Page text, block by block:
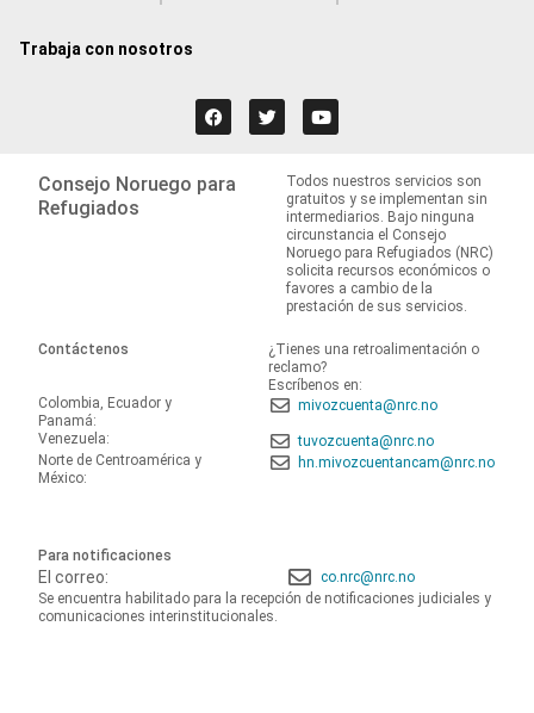
Trabaja con nosotros
Consejo Noruego para
Refugiados
Todos nuestros servicios son
gratuitos y se implementan sin
intermediarios. Bajo ninguna
circunstancia el Consejo
Noruego para Refugiados (NRC)
solicita recursos económicos o
favores a cambio de la
prestación de sus servicios.
Contáctenos
¿Tienes una retroalimentación o
reclamo?
Escríbenos en:
Colombia, Ecuador y
Panamá:
mivozcuenta@nrc.no
Venezuela:
tuvozcuenta@nrc.no
Norte de Centroamérica y
México:
hn.mivozcuentancam@nrc.no
Para notificaciones
El correo:
co.nrc@nrc.no
Se encuentra habilitado para la recepción de notificaciones judiciales y
comunicaciones interinstitucionales.